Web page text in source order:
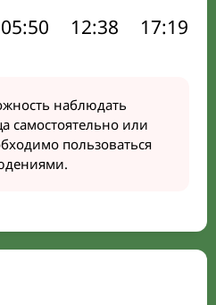
05:50 12:38 17:19
наблюдать
самостоятельно или
пользоваться